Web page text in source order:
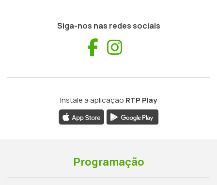
Siga-nos nas redes sociais
Facebook
Instale a aplicação RTP Play
Programação